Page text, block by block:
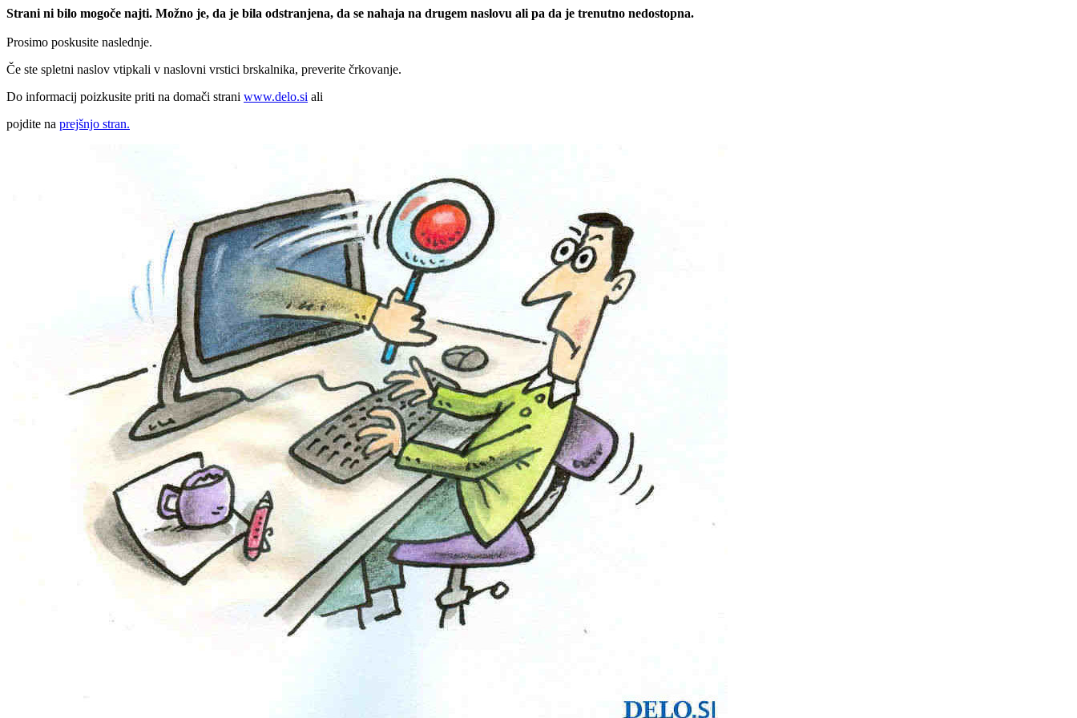
Strani ni bilo mogoče najti. Možno je, da je bila odstranjena, da se nahaja na drugem naslovu ali pa da je trenutno nedostopna.
Prosimo poskusite naslednje.
Če ste spletni naslov vtipkali v naslovni vrstici brskalnika, preverite črkovanje.
Do informacij poizkusite priti na domači strani www.delo.si ali
pojdite na prejšnjo stran.